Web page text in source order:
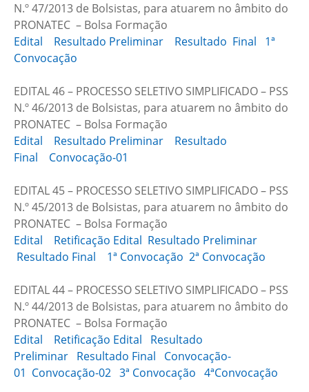
N.º 47/2013 de Bolsistas, para atuarem no âmbito do
PRONATEC – Bolsa Formação
Edital
Resultado Preliminar Resultado Final
1ª
Convocação
EDITAL 46 – PROCESSO SELETIVO SIMPLIFICADO – PSS
N.º 46/2013 de Bolsistas, para atuarem no âmbito do
PRONATEC – Bolsa Formação
Edital
Resultado Preliminar
Resultado
Final
Convocação-01
EDITAL 45 – PROCESSO SELETIVO SIMPLIFICADO – PSS
N.º 45/2013 de Bolsistas, para atuarem no âmbito do
PRONATEC – Bolsa Formação
Edital
Retificação Edital Resultado Preliminar
Resultado Final
1ª Convocação 2ª Convocação
EDITAL 44 – PROCESSO SELETIVO SIMPLIFICADO – PSS
N.º 44/2013 de Bolsistas, para atuarem no âmbito do
PRONATEC – Bolsa Formação
Edital
Retificação Edital
Resultado
Preliminar Resultado Final
Convocação-
01 Convocação-02 3ª Convocação 4ªConvocação